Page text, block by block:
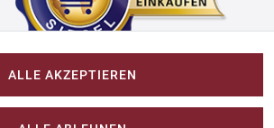
ALLE AKZEPTIEREN